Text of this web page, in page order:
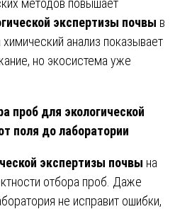
методов повышает
экспертизы почвы в
анализ показывает
но экосистема уже
проб для экологической
поля до лаборатории
экспертизы почвы на
отбора проб. Даже
не исправит ошибки,